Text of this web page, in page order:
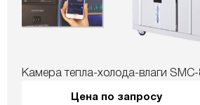
Камера тепла-холода-влаги
Цена по запросу